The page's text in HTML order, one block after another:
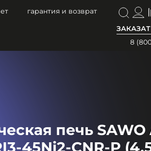
гарантия и возврат
8
печь SAWO
45Ni2-CNR-P